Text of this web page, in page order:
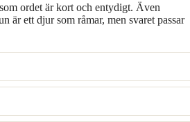
ordet är kort och entydigt. Även
ett djur som råmar, men svaret passar